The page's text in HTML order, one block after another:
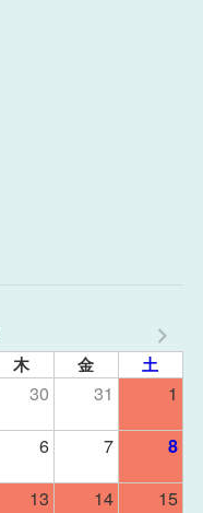
木 金 土
30 31
1
6 7 8
13 14
15